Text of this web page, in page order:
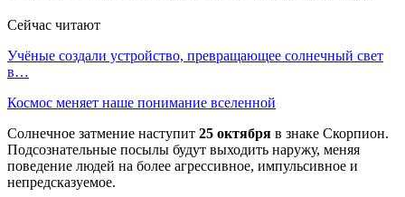
Сейчас читают
Учёные создали устройство, превращающее солнечный свет
в…
Космос меняет наше понимание вселенной
Солнечное затмение наступит 25 октября в знаке Скорпион.
Подсознательные посылы будут выходить наружу, меняя
поведение людей на более агрессивное, импульсивное и
непредсказуемое.